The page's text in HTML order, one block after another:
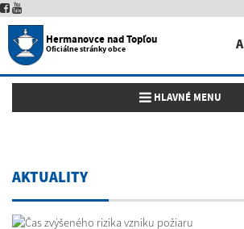
Hermanovce nad Topľou
Oficiálne stránky obce A
Toggle navigation
HLAVNÉ MENU
AKTUALITY